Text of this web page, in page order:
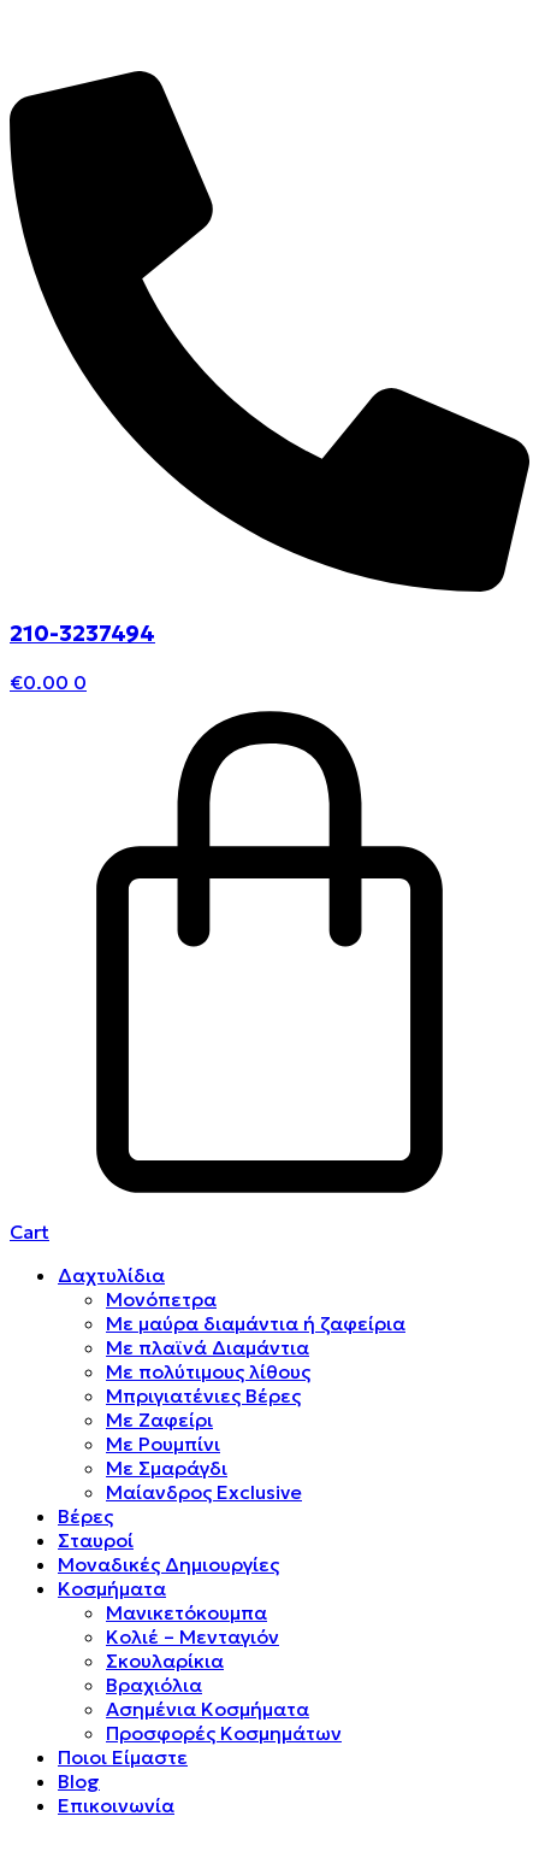
210-3237494
€0.00 0
Cart
Δαχτυλίδια
Μονόπετρα
Mε μαύρα διαμάντια ή ζαφείρια
Mε πλαϊνά Διαμάντια
Mε πολύτιμους λίθους
Μπριγιατένιες Βέρες
Με Ζαφείρι
Με Ρουμπίνι
Με Σμαράγδι
Μαίανδρος Exclusive
Βέρες
Σταυροί
Μοναδικές Δημιουργίες
Κοσμήματα
Μανικετόκουμπα
Κολιέ – Μενταγιόν
Σκουλαρίκια
Βραχιόλια
Ασημένια Κοσμήματα
Προσφορές Κοσμημάτων
Ποιοι Είμαστε
Blog
Επικοινωνία